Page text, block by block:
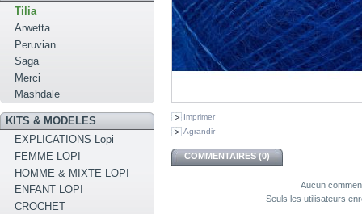
Tilia
Arwetta
Peruvian
Saga
Merci
Mashdale
KITS & MODELES
EXPLICATIONS Lopi
FEMME LOPI
HOMME & MIXTE LOPI
ENFANT LOPI
CROCHET
Imprimer
Agrandir
COMMENTAIRES (0)
Aucun
Seuls les utilisateurs